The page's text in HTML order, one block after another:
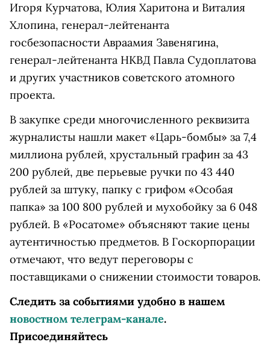
Игоря Курчатова, Юлия Харитона и Виталия
Хлопина, генерал-лейтенанта
госбезопасности Авраамия Завенягина,
генерал-лейтенанта НКВД Павла Судоплатова
и других участников советского атомного
проекта.
В закупке среди многочисленного реквизита
журналисты нашли макет «Царь-бомбы» за 7,4
миллиона рублей, хрустальный графин за 43
200 рублей, две перьевые ручки по 43 440
рублей за штуку, папку с грифом «Особая
папка» за 100 800 рублей и мухобойку за 6 048
рублей. В «Росатоме» объясняют такие цены
аутентичностью предметов. В Госкорпорации
отмечают, что ведут переговоры с
поставщиками о снижении стоимости товаров.
Следить за событиями удобно в нашем
новостном телеграм-канале.
Присоединяйтесь